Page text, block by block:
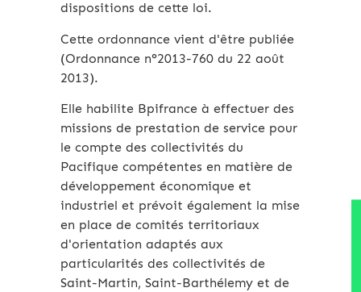
dispositions de cette loi.
Cette ordonnance vient d'être publiée
(Ordonnance n°2013-760 du 22 août
2013).
Elle habilite Bpifrance à effectuer des
missions de prestation de service pour
le compte des collectivités du
Pacifique compétentes en matière de
développement économique et
industriel et prévoit également la mise
en place de comités territoriaux
d'orientation adaptés aux
particularités des collectivités de
Saint-Martin, Saint-Barthélemy et de